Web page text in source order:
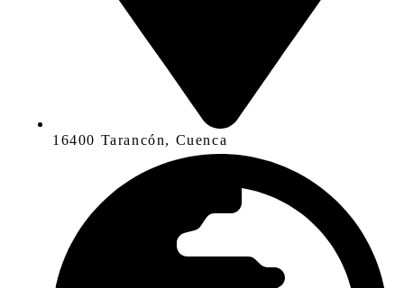
16400 Tarancón, Cuenca